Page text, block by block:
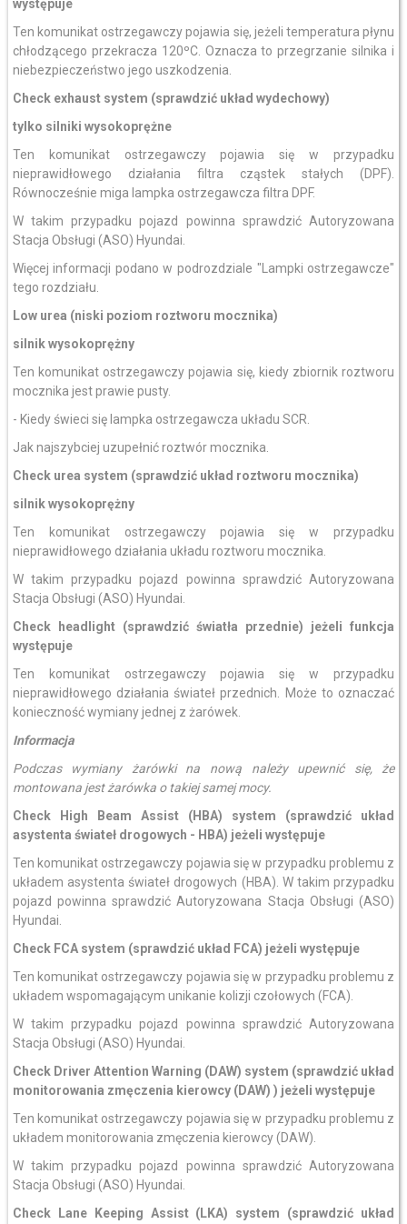
występuje
Ten komunikat ostrzegawczy pojawia się, jeżeli temperatura płynu
chłodzącego przekracza 120ºC. Oznacza to przegrzanie silnika i
niebezpieczeństwo jego uszkodzenia.
Check exhaust system (sprawdzić układ wydechowy)
tylko silniki wysokoprężne
Ten komunikat ostrzegawczy pojawia się w przypadku
nieprawidłowego działania filtra cząstek stałych (DPF).
Równocześnie miga lampka ostrzegawcza filtra DPF.
W takim przypadku pojazd powinna sprawdzić Autoryzowana
Stacja Obsługi (ASO) Hyundai.
Więcej informacji podano w podrozdziale "Lampki ostrzegawcze"
tego rozdziału.
Low urea (niski poziom roztworu mocznika)
silnik wysokoprężny
Ten komunikat ostrzegawczy pojawia się, kiedy zbiornik roztworu
mocznika jest prawie pusty.
- Kiedy świeci się lampka ostrzegawcza układu SCR.
Jak najszybciej uzupełnić roztwór mocznika.
Check urea system (sprawdzić układ roztworu mocznika)
silnik wysokoprężny
Ten komunikat ostrzegawczy pojawia się w przypadku
nieprawidłowego działania układu roztworu mocznika.
W takim przypadku pojazd powinna sprawdzić Autoryzowana
Stacja Obsługi (ASO) Hyundai.
Check headlight (sprawdzić światła przednie) jeżeli funkcja
występuje
Ten komunikat ostrzegawczy pojawia się w przypadku
nieprawidłowego działania świateł przednich. Może to oznaczać
konieczność wymiany jednej z żarówek.
Informacja
Podczas wymiany żarówki na nową należy upewnić się, że
montowana jest żarówka o takiej samej mocy.
Check High Beam Assist (HBA) system (sprawdzić układ
asystenta świateł drogowych - HBA) jeżeli występuje
Ten komunikat ostrzegawczy pojawia się w przypadku problemu z
układem asystenta świateł drogowych (HBA). W takim przypadku
pojazd powinna sprawdzić Autoryzowana Stacja Obsługi (ASO)
Hyundai.
Check FCA system (sprawdzić układ FCA) jeżeli występuje
Ten komunikat ostrzegawczy pojawia się w przypadku problemu z
układem wspomagającym unikanie kolizji czołowych (FCA).
W takim przypadku pojazd powinna sprawdzić Autoryzowana
Stacja Obsługi (ASO) Hyundai.
Check Driver Attention Warning (DAW) system (sprawdzić układ
monitorowania zmęczenia kierowcy (DAW) ) jeżeli występuje
Ten komunikat ostrzegawczy pojawia się w przypadku problemu z
układem monitorowania zmęczenia kierowcy (DAW).
W takim przypadku pojazd powinna sprawdzić Autoryzowana
Stacja Obsługi (ASO) Hyundai.
Check Lane Keeping Assist (LKA) system (sprawdzić układ